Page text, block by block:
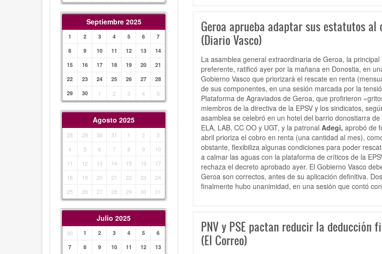
Septiembre 2025
1 2 3 4 5 6
7
8
9 10 11 12 13
14
15
16 17 18 19 20
21
22
23 24 25 26 27
28
29
30 1 2 3 4 5
Agosto 2025
28 29 30 31 1 2
3
4
5 6 7 8 9
10
11
12 13 14 15 16
17
18
19 20 21 22 23
24
25
26 27 28 29 30 31
Julio 2025
30 1 2 3 4 5
6
7
8 9 10 11 12
13
Geroa aprueba adaptar sus estatutos
(Diario Vasco)
La asamblea general extraordinaria de Geroa, la
preferente, ratificó ayer por la mañana en Donostia, en
Gobierno Vasco que priorizará el rescate en renta
de sus componentes, en una sesión marcada por la
Plataforma de Agraviados de Geroa, que profirieron
miembros de la directiva de la EPSV y los sindicatos,
asamblea se celebró en un hotel del barrio donostiarra
ELA, LAB, CC OO y UGT, y la patronal Adegi, aprobó de
abril prioriza el cobro en renta (una cantidad al mes),
obstante, flexibiliza algunas condiciones para poder
a calmar las aguas con la plataforma de críticos de la
rechaza el decreto aprobado ayer. El Gobierno Vasco
Geroa son correctos, antes de su aplicación definitiva.
finalmente hubo unanimidad, en una sesión que contó
PNV y PSE pactan reducir la
(El Correo)